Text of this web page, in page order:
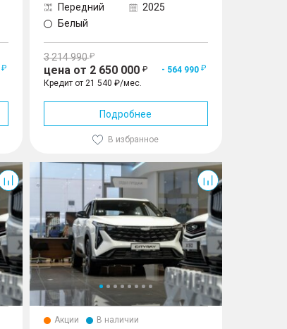
Передний
2025
Белый
3 214 990
цена от 2 650 000
- 564 990
Кредит от 21 540 ₽/мес.
Подробнее
В избранное
Акции В наличии